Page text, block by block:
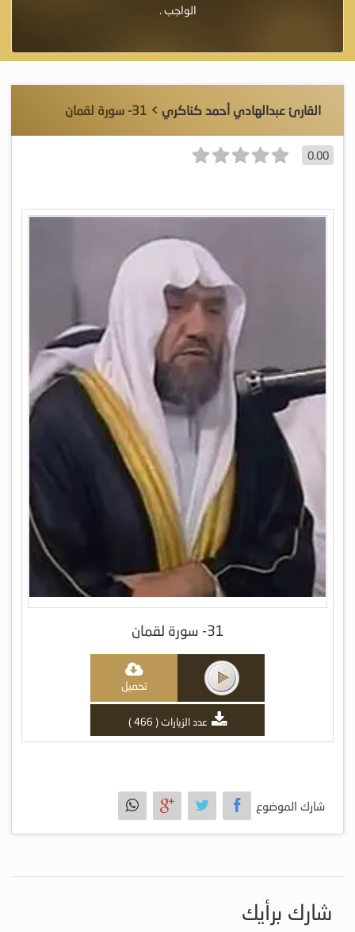
الواجب .
القارئ عبدالهادي أحمد كناكري > 31- سورة لقمان
0.00
31- سورة لقمان
تحميل
عدد الزيارات ( 466 )
شارك الموضوع
شارك برأيك